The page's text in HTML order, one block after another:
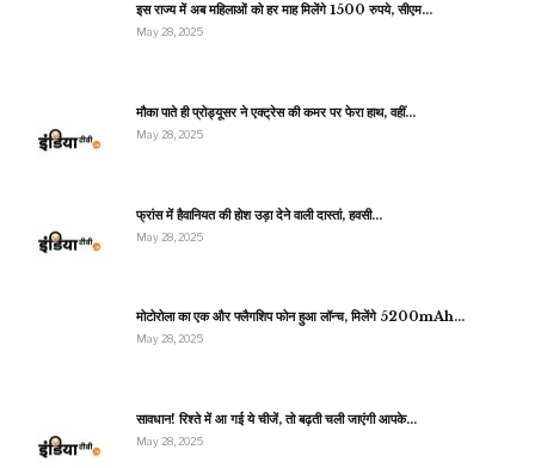
इस राज्य में अब महिलाओं को हर माह मिलेंगे 1500 रुपये, सीएम…
May 28, 2025
मौका पाते ही प्रोड्यूसर ने एक्ट्रेस की कमर पर फेरा हाथ, वहीं…
May 28, 2025
फ्रांस में हैवानियत की होश उड़ा देने वाली दास्तां, हवसी…
May 28, 2025
मोटोरोला का एक और फ्लैगशिप फोन हुआ लॉन्च, मिलेंगे 5200mAh…
May 28, 2025
सावधान! रिश्ते में आ गई ये चीजें, तो बढ़ती चली जाएंगी आपके…
May 28, 2025